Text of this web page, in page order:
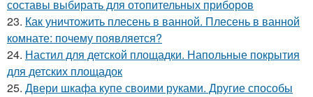
составы выбирать для отопительных приборов
23. Как уничтожить плесень в ванной. Плесень в ванной
комнате: почему появляется?
24. Настил для детской площадки. Напольные покрытия
для детских площадок
25. Двери шкафа купе своими руками. Другие способы